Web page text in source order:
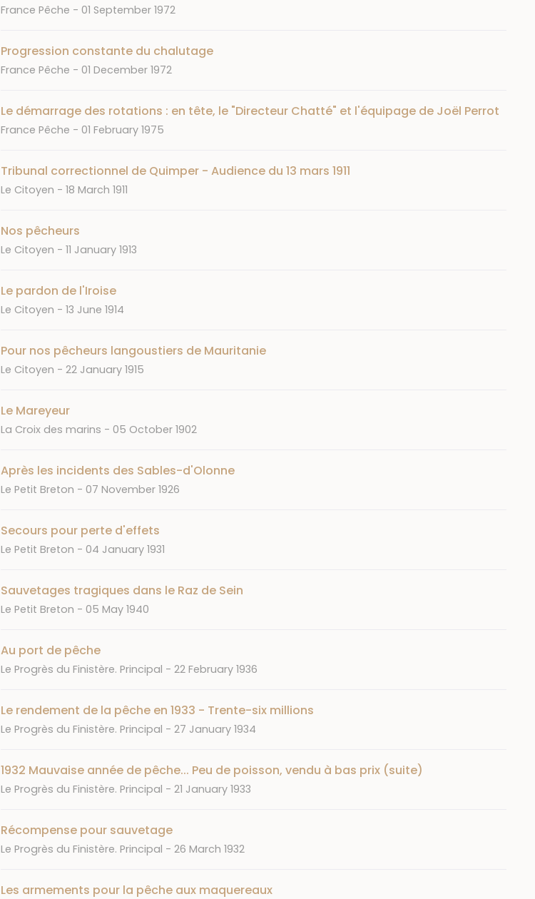
Journal
France Pêche Date
01 September 1972
Progression constante du chalutage
Journal
France Pêche Date
01 December 1972
Le démarrage des rotations : en tête, le "Directeur Chatté" et l'équipage de Joël Perrot
Journal
France Pêche Date
01 February 1975
Tribunal correctionnel de Quimper - Audience du 13 mars 1911
Journal
Le Citoyen Date
18 March 1911
Nos pêcheurs
Journal
Le Citoyen Date
11 January 1913
Le pardon de l'Iroise
Journal
Le Citoyen Date
13 June 1914
Pour nos pêcheurs langoustiers de Mauritanie
Journal
Le Citoyen Date
22 January 1915
Le Mareyeur
Journal
La Croix des marins Date
05 October 1902
Après les incidents des Sables-d'Olonne
Journal
Le Petit Breton Date
07 November 1926
Secours pour perte d'effets
Journal
Le Petit Breton Date
04 January 1931
Sauvetages tragiques dans le Raz de Sein
Journal
Le Petit Breton Date
05 May 1940
Au port de pêche
Journal
Le Progrès du Finistère. Principal Date
22 February 1936
Le rendement de la pêche en 1933 - Trente-six millions
Journal
Le Progrès du Finistère. Principal Date
27 January 1934
1932 Mauvaise année de pêche... Peu de poisson, vendu à bas prix (suite)
Journal
Le Progrès du Finistère. Principal Date
21 January 1933
Récompense pour sauvetage
Journal
Le Progrès du Finistère. Principal Date
26 March 1932
Les armements pour la pêche aux maquereaux